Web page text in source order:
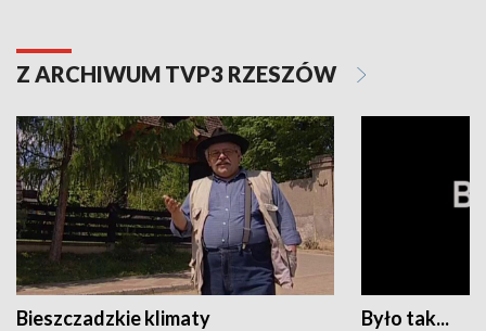
Z ARCHIWUM TVP3 RZESZÓW
Bieszczadzkie klimaty Było tak...